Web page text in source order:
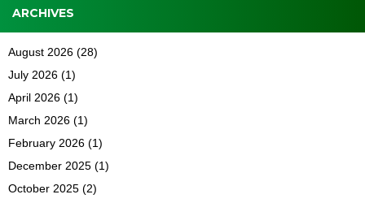
ARCHIVES
August 2026 (28)
July 2026 (1)
April 2026 (1)
March 2026 (1)
February 2026 (1)
December 2025 (1)
October 2025 (2)